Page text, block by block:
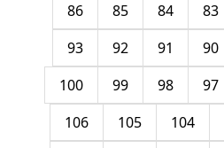
83
84
85
86
90
91
92
93
97
98
99
100
104
105
106